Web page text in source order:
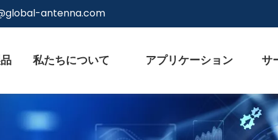
antenna.com
私たちについて アプリケーション サ